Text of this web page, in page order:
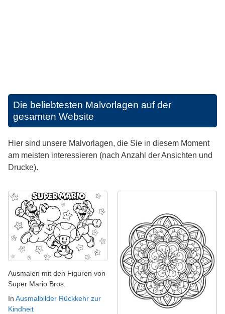
Die beliebtesten Malvorlagen auf der
gesamten Website
Hier sind unsere Malvorlagen, die Sie in diesem Moment
am meisten interessieren (nach Anzahl der Ansichten und
Drucke).
Ausmalen mit den Figuren von
Super Mario Bros.
In Ausmalbilder Rückkehr zur
Kindheit